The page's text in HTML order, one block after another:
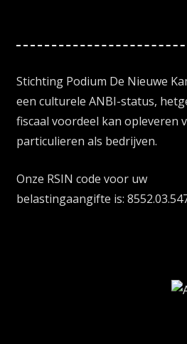
Stichting Podium De Nieuwe
een culturele ANBI-status,
fiscaal voordeel kan opleveren
particulieren als bedrijven.
Onze RSIN code voor uw
belastingaangifte is: